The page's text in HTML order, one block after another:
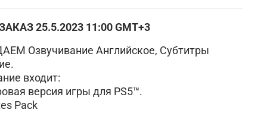
25.5.2023 11:00 GMT+3
Озвучивание Английское, Субтитры
входит:
версия игры для PS5™.
Pack